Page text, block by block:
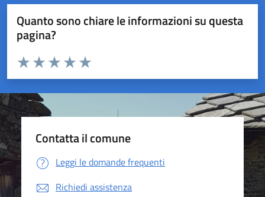
Quanto sono chiare le informazioni su questa
pagina?
Valuta da 1 a 5 stelle la pagina
Valuta 5 stelle su 5
Valuta 4 stelle su 5
Valuta 3 stelle su 5
Valuta 2 stelle su 5
Valuta 1 stelle su 5
Contatta il comune
Leggi le domande frequenti
Richiedi assistenza